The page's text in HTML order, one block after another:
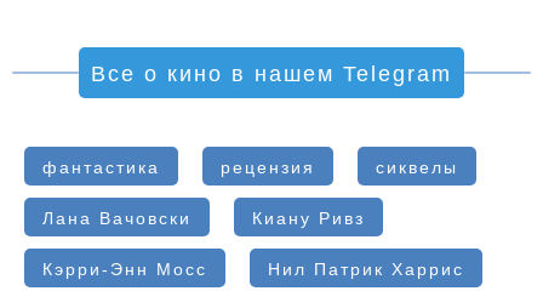
Все о кино в нашем Telegram
фантастика рецензия сиквелы
Лана Вачовски Киану Ривз
Кэрри-Энн Мосс Нил Патрик Харрис